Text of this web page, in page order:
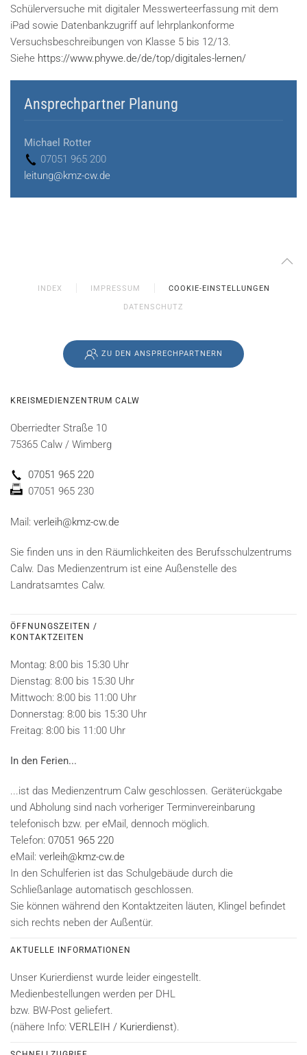
Schülerversuche mit digitaler Messwerteerfassung mit dem
iPad sowie Datenbankzugriff auf lehrplankonforme
Versuchsbeschreibungen von Klasse 5 bis 12/13.
Siehe https://www.phywe.de/de/top/digitales-lernen/
Ansprechpartner Planung
Michael Rotter
07051 965 200
leitung@kmz-cw.de
INDEX IMPRESSUM COOKIE-EINSTELLUNGEN
DATENSCHUTZ
ZU DEN ANSPRECHPARTNERN
KREISMEDIENZENTRUM CALW
Oberriedter Straße 10
75365 Calw / Wimberg
07051 965 220
07051 965 230
Mail: verleih@kmz-cw.de
Sie finden uns in den Räumlichkeiten des Berufsschulzentrums
Calw. Das Medienzentrum ist eine Außenstelle des
Landratsamtes Calw.
ÖFFNUNGSZEITEN /
KONTAKTZEITEN
Montag: 8:00 bis 15:30 Uhr
Dienstag: 8:00 bis 15:30 Uhr
Mittwoch: 8:00 bis 11:00 Uhr
Donnerstag: 8:00 bis 15:30 Uhr
Freitag: 8:00 bis 11:00 Uhr
In den Ferien...
...ist das Medienzentrum Calw geschlossen. Geräterückgabe
und Abholung sind nach vorheriger Terminvereinbarung
telefonisch bzw. per eMail, dennoch möglich.
Telefon: 07051 965 220
eMail: verleih@kmz-cw.de
In den Schulferien ist das Schulgebäude durch die
Schließanlage automatisch geschlossen.
Sie können während den Kontaktzeiten läuten, Klingel befindet
sich rechts neben der Außentür.
AKTUELLE INFORMATIONEN
Unser Kurierdienst wurde leider eingestellt.
Medienbestellungen werden per DHL
bzw. BW-Post geliefert.
(nähere Info: VERLEIH / Kurierdienst).